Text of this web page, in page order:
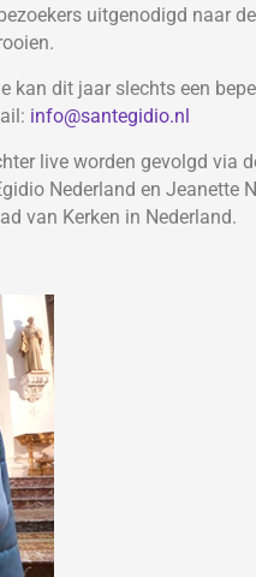
uitgenodigd naar
kan dit jaar slechts een
info@santegidio.nl
live worden gevolgd via
Nederland en Jeanette
van Kerken in Nederland.